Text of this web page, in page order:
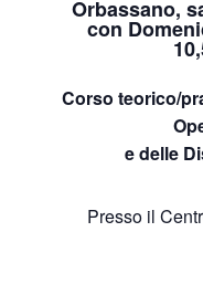
Orbassano,
con
Corso teorico/
e delle
Presso il